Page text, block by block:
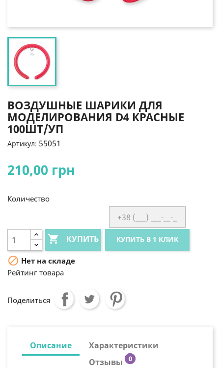
ВОЗДУШНЫЕ ШАРИКИ ДЛЯ
МОДЕЛИРОВАНИЯ D4 КРАСНЫЕ
100ШТ/УП
Артикул: 55051
210,00 грн
Количество
 КУПИТЬ КУПИТЬ В 1 КЛИК
 Нет на складе
Рейтинг товара
Поделиться
Описание
Характеристики
Отзывы
0